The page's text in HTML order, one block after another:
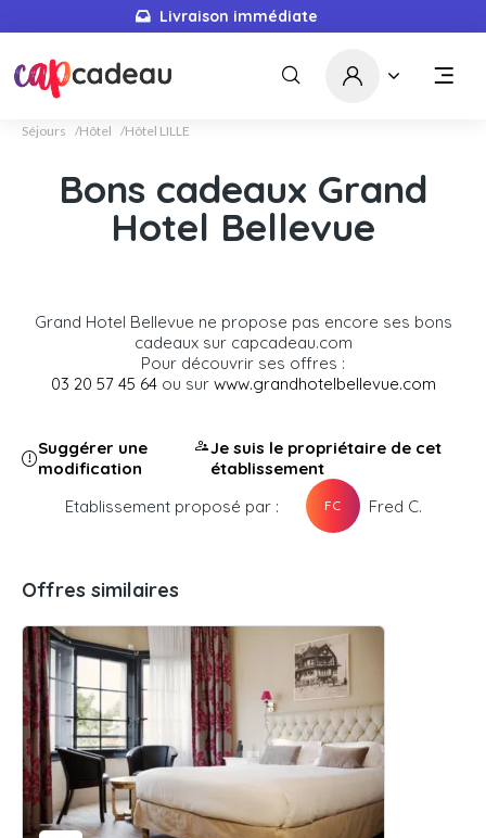
Livraison immédiate
Séjours Hôtel Hôtel LILLE
Bons cadeaux Grand
Hotel Bellevue
Grand Hotel Bellevue ne propose pas encore ses bons
cadeaux sur capcadeau.com
Pour découvrir ses offres :
03 20 57 45 64ou sur www.grandhotelbellevue.com
Suggérer une
modification
Je suis le propriétaire de cet
établissement
Etablissement proposé par :
FC Fred C.
Offres similaires